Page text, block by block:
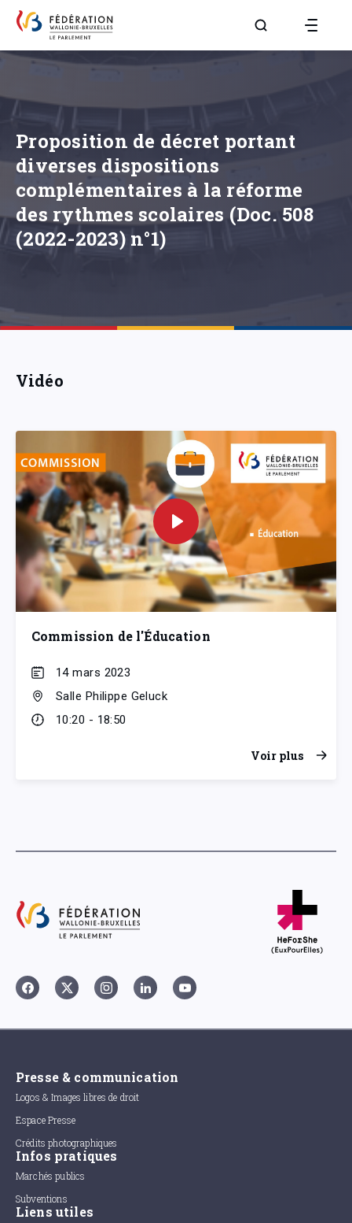
Aller à la page
Proposition de décret portant
diverses dispositions
complémentaires à la réforme
des rythmes scolaires (Doc. 508
(2022-2023) n°1)
Vidéo
Commission de l'Éducation
14 mars 2023
Salle Philippe Geluck
10:20 - 18:50
Voir plus
Presse & communication
Logos & Images libres de droit
Espace Presse
Crédits photographiques
Infos pratiques
Marchés publics
Subventions
Liens utiles